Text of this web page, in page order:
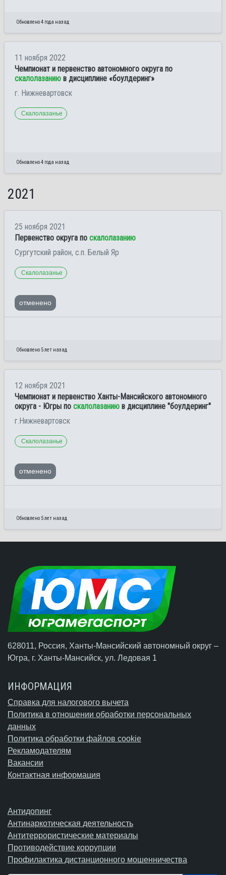
Обновлено 4 года назад
11 ноября 2022
Чемпионат и первенство автономного округа по
скалолазанию в дисциплине «боулдеринг»
г. Нижневартовск
Скалолазанье
Обновлено 4 года назад
2021
25 ноября 2021
Первенство округа по скалолазанию
Сургутский район, с.п. Белый Яр
Скалолазанье
отменено
Обновлено 5 лет назад
12 ноября 2021
Чемпионат и первенство Ханты-Мансийского автономного
округа - Югры по скалолазанию в дисциплине "боулдеринг"
г.Нижневартовск
Скалолазанье
отменено
Обновлено 5 лет назад
628011, Россия, Ханты-Мансийский автономный округ –
Югра, г. Ханты-Мансийск, ул. Ледовая 1
ИНФОРМАЦИЯ
Справка для налогового вычета
Политика в отношении обработки персональных
данных
Политика обработки файлов cookie
Рекламодателям
Вакансии
Контактная информация
Антидопинг
Антинаркотическая деятельность
Антитеррористические материалы
Противодействие коррупции
Профилактика дистанционного мошенничества